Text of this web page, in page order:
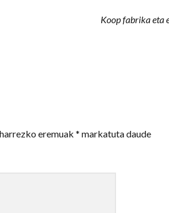
Koop fabrika eta
eremuak* markatuta daude